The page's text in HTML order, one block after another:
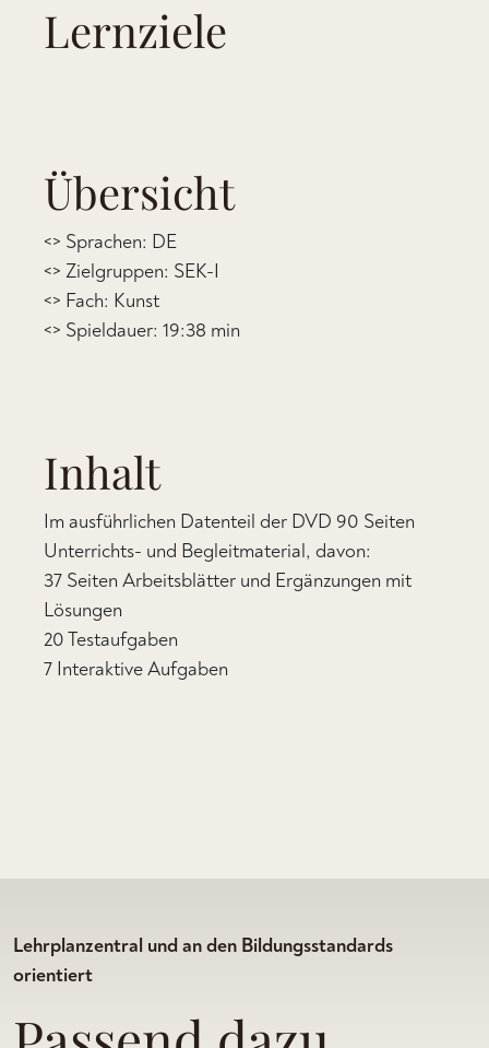
Lernziele
Übersicht
<> Sprachen: DE
<> Zielgruppen: SEK-I
<> Fach: Kunst
<> Spieldauer: 19:38 min
Inhalt
Im ausführlichen Datenteil der DVD 90 Seiten
Unterrichts- und Begleitmaterial, davon:
37 Seiten Arbeitsblätter und Ergänzungen mit
Lösungen
20 Testaufgaben
7 Interaktive Aufgaben
Lehrplanzentral und an den Bildungsstandards
orientiert